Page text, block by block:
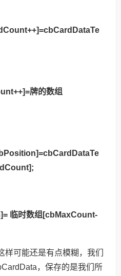
牌的数组
临时数组[cbMaxCount-
样可能还是有点模糊，我们
，保存的是我们所